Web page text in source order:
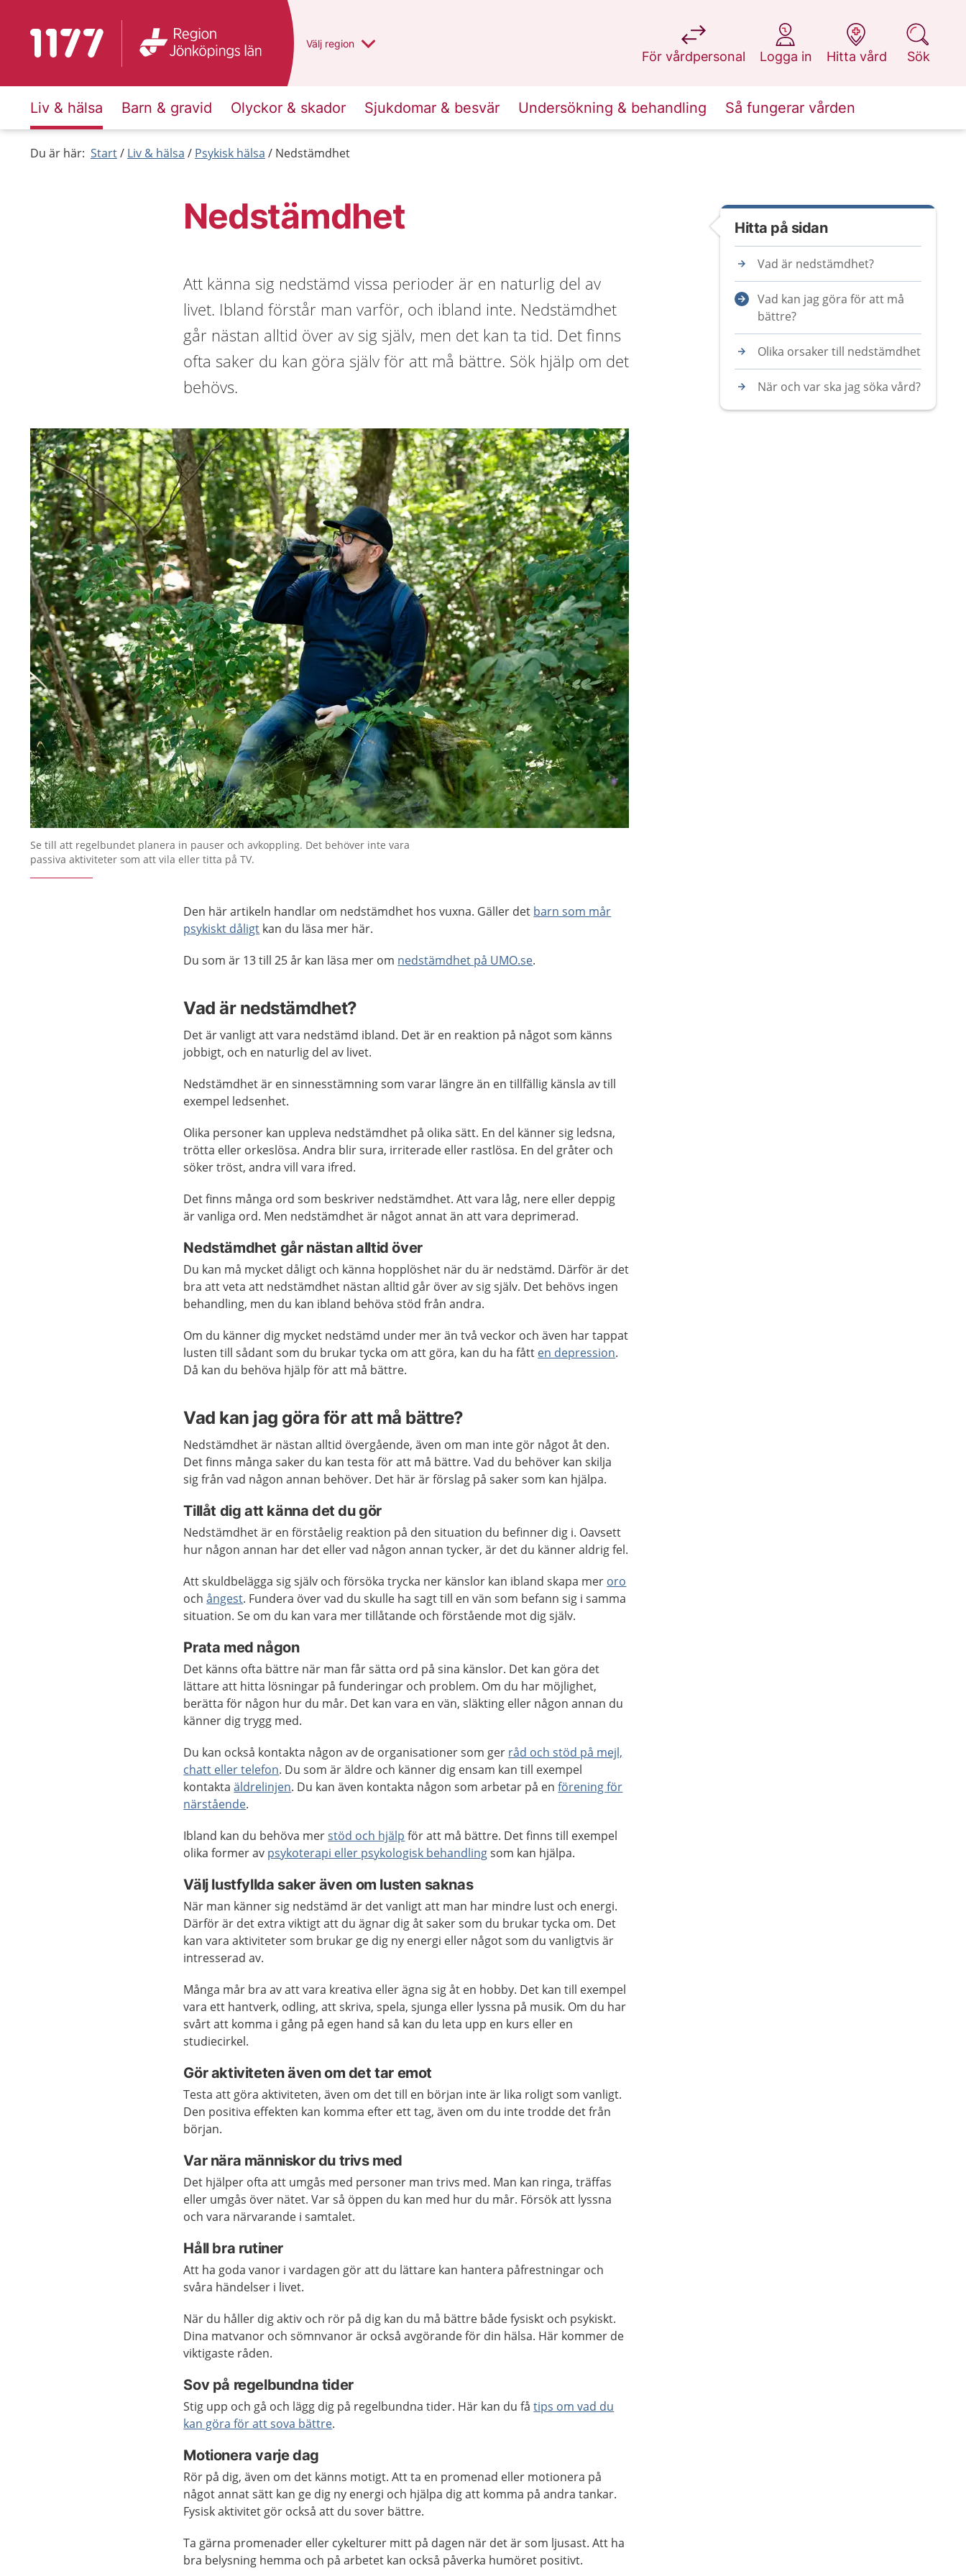
Till startsidan för 1177 Du har valt region
Välj en annan
region
För vårdpersonal
på 1177.se
Logga in
på 1177.se
Hitta vård
på 1177.se
Sök
på 1177.se
Liv & hälsa Barn & gravid Olyckor & skador Sjukdomar & besvär Undersökning & behandling Så fungerar vården
Du är här: Start Liv & hälsa Psykisk hälsa Nedstämdhet
Nedstämdhet
Att känna sig nedstämd vissa perioder är en naturlig del av
livet. Ibland förstår man varför, och ibland inte. Nedstämdhet
går nästan alltid över av sig själv, men det kan ta tid. Det finns
ofta saker du kan göra själv för att må bättre. Sök hjälp om det
behövs.
Se till att regelbundet planera in pauser och avkoppling. Det behöver inte vara
passiva aktiviteter som att vila eller titta på TV.
Den här artikeln handlar om nedstämdhet hos vuxna. Gäller det barn som mår
psykiskt dåligt kan du läsa mer här.
Du som är 13 till 25 år kan läsa mer om nedstämdhet på UMO.se.
Vad är nedstämdhet?
Det är vanligt att vara nedstämd ibland. Det är en reaktion på något som känns
jobbigt, och en naturlig del av livet.
Nedstämdhet är en sinnesstämning som varar längre än en tillfällig känsla av till
exempel ledsenhet.
Olika personer kan uppleva nedstämdhet på olika sätt. En del känner sig ledsna,
trötta eller orkeslösa. Andra blir sura, irriterade eller rastlösa. En del gråter och
söker tröst, andra vill vara ifred.
Det finns många ord som beskriver nedstämdhet. Att vara låg, nere eller deppig
är vanliga ord. Men nedstämdhet är något annat än att vara deprimerad.
Nedstämdhet går nästan alltid över
Du kan må mycket dåligt och känna hopplöshet när du är nedstämd. Därför är det
bra att veta att nedstämdhet nästan alltid går över av sig själv. Det behövs ingen
behandling, men du kan ibland behöva stöd från andra.
Om du känner dig mycket nedstämd under mer än två veckor och även har tappat
lusten till sådant som du brukar tycka om att göra, kan du ha fått en depression.
Då kan du behöva hjälp för att må bättre.
Vad kan jag göra för att må bättre?
Nedstämdhet är nästan alltid övergående, även om man inte gör något åt den.
Det finns många saker du kan testa för att må bättre. Vad du behöver kan skilja
sig från vad någon annan behöver. Det här är förslag på saker som kan hjälpa.
Tillåt dig att känna det du gör
Nedstämdhet är en förståelig reaktion på den situation du befinner dig i. Oavsett
hur någon annan har det eller vad någon annan tycker, är det du känner aldrig fel.
Att skuldbelägga sig själv och försöka trycka ner känslor kan ibland skapa mer oro
ochångest. Fundera över vad du skulle ha sagt till en vän som befann sig i samma
situation. Se om du kan vara mer tillåtande och förstående mot dig själv.
Prata med någon
Det känns ofta bättre när man får sätta ord på sina känslor. Det kan göra det
lättare att hitta lösningar på funderingar och problem. Om du har möjlighet,
berätta för någon hur du mår. Det kan vara en vän, släkting eller någon annan du
känner dig trygg med.
Du kan också kontakta någon av de organisationer som ger råd och stöd på mejl,
chatt eller telefon. Du som är äldre och känner dig ensam kan till exempel
kontaktaäldrelinjen. Du kan även kontakta någon som arbetar på enförening för
närstående.
Ibland kan du behöva merstöd och hjälp för att må bättre. Det finns till exempel
olika former av psykoterapi eller psykologisk behandlingsom kan hjälpa.
Välj lustfyllda saker även om lusten saknas
När man känner sig nedstämd är det vanligt att man har mindre lust och energi.
Därför är det extra viktigt att du ägnar dig åt saker som du brukar tycka om. Det
kan vara aktiviteter som brukar ge dig ny energi eller något som du vanligtvis är
intresserad av.
Många mår bra av att vara kreativa eller ägna sig åt en hobby. Det kan till exempel
vara ett hantverk, odling, att skriva, spela, sjunga eller lyssna på musik. Om du har
svårt att komma i gång på egen hand så kan du leta upp en kurs eller en
studiecirkel.
Gör aktiviteten även om det tar emot
Testa att göra aktiviteten, även om det till en början inte är lika roligt som vanligt.
Den positiva effekten kan komma efter ett tag, även om du inte trodde det från
början.
Var nära människor du trivs med
Det hjälper ofta att umgås med personer man trivs med. Man kan ringa, träffas
eller umgås över nätet. Var så öppen du kan med hur du mår. Försök att lyssna
och vara närvarande i samtalet.
Håll bra rutiner
Att ha goda vanor i vardagen gör att du lättare kan hantera påfrestningar och
svåra händelser i livet.
När du håller dig aktiv och rör på dig kan du må bättre både fysiskt och psykiskt.
Dina matvanor och sömnvanor är också avgörande för din hälsa. Här kommer de
viktigaste råden.
Sov på regelbundna tider
Stig upp och gå och lägg dig på regelbundna tider. Här kan du fåtips om vad du
kan göra för att sova bättre.
Motionera varje dag
Rör på dig, även om det känns motigt. Att ta en promenad eller motionera på
något annat sätt kan ge dig ny energi och hjälpa dig att komma på andra tankar.
Fysisk aktivitet gör också att du sover bättre.
Ta gärna promenader eller cykelturer mitt på dagen när det är som ljusast. Att ha
bra belysning hemma och på arbetet kan också påverka humöret positivt.
Hitta på sidan
Vad är nedstämdhet?
Vad kan jag göra för att må
bättre?
Olika orsaker till nedstämdhet
När och var ska jag söka vård?